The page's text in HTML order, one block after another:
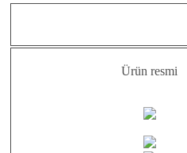
Ürün resmi